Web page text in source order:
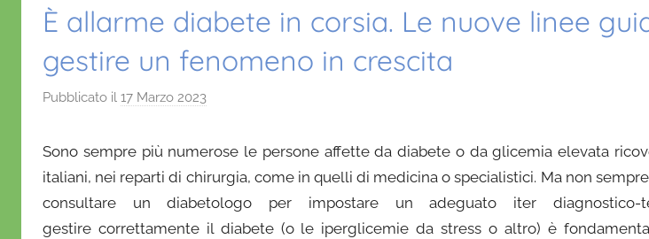
È allarme diabete in corsia. Le nuove linee
gestire un fenomeno in crescita
Pubblicato il 17 Marzo 2023
i
e
Sono sempre più numerose le persone affette da diabete o da glicemia elevata
italiani, nei reparti di chirurgia, come in quelli di medicina o specialistici. Ma non
consultare un diabetologo per impostare un adeguato iter diagnostico-
gestire correttamente il diabete (o le iperglicemie da stress o altro) è